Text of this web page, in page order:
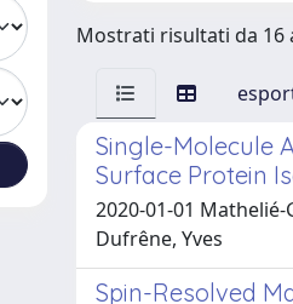
Mostrati risultati da 16
Single-Molecule
Surface Protein
2020-01-01 Mathelié-
Dufrêne, Yves
Spin-Resolved